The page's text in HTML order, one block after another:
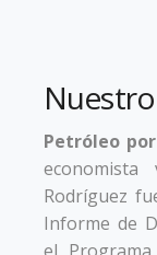
Petróleo
economista
Rodríguez
Informe de